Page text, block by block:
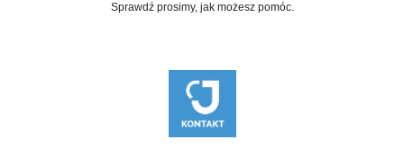
Sprawdź prosimy, jak możesz pomóc.